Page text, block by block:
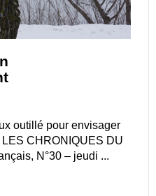
outillé pour envisager
LES CHRONIQUES DU
N°30 – jeudi ...